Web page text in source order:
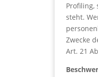
Profiling,
steht.
Zwecke
Art. 21